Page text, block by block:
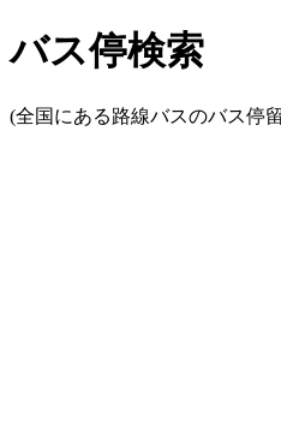
バス停検索
(全国にある路線バスのバス停